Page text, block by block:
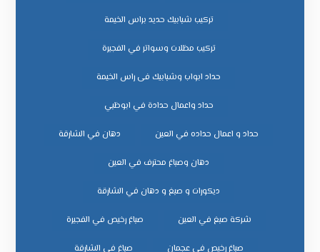
تركيب شبابيك حديد براس الخيمة
تركيب مظلات وسواتر في الفجيرة
حداد ابواب وشبابيك فى راس الخيمة
حداد واعمال حدادة في ابوظبي
حداد و اعمال حداده في العين دهان في الشارقة
دهان وصباغ محترف في العين
ديكورات و صبغ و دهان في الشارقة
شركة صبغ في العين صباغ رخيص في الفجيرة
صباغ رخيص في عجمان صباغ في الشارقة